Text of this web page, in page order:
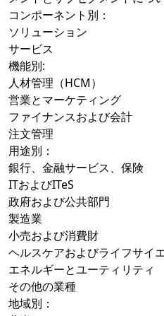
コンポーネント別：
ソリューション
サービス
機能別:
人材管理（HCM）
営業とマーケティング
ファイナンスおよび会計
注文管理
用途別：
銀行、金融サービス、保険
ITおよびITeS
政府および公共部門
製造業
小売および消費財
ヘルスケアおよびライフサイ
エネルギーとユーティリティ
その他の業種
地域別：